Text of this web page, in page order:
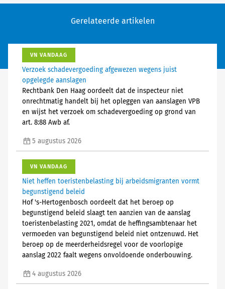
Gerelateerde artikelen
VN VANDAAG
Verzoek schadevergoeding afgewezen wegens juist
opgelegde aanslagen
Rechtbank Den Haag oordeelt dat de inspecteur niet
onrechtmatig handelt bij het opleggen van aanslagen VPB
en wijst het verzoek om schadevergoeding op grond van
art. 8:88 Awb af.
5 augustus 2026
VN VANDAAG
Niet heffen toeristenbelasting bij arbeidsmigranten vormt
begunstigend beleid
Hof 's-Hertogenbosch oordeelt dat het beroep op
begunstigend beleid slaagt ten aanzien van de aanslag
toeristenbelasting 2021, omdat de heffingsambtenaar het
vermoeden van begunstigend beleid niet ontzenuwd. Het
beroep op de meerderheidsregel voor de voorlopige
aanslag 2022 faalt wegens onvoldoende onderbouwing.
4 augustus 2026